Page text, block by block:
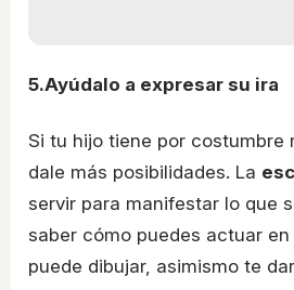
5.Ayúdalo a expresar su ira
Si tu hijo tiene por costumbre
dale más posibilidades. La
servir para manifestar lo que
saber cómo puedes actuar
puede dibujar, asimismo te